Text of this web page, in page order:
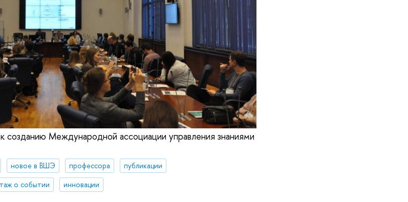
созданию Международной ассоциации управления знаниями
новое в ВШЭ профессора
публикации
о событии
инновации